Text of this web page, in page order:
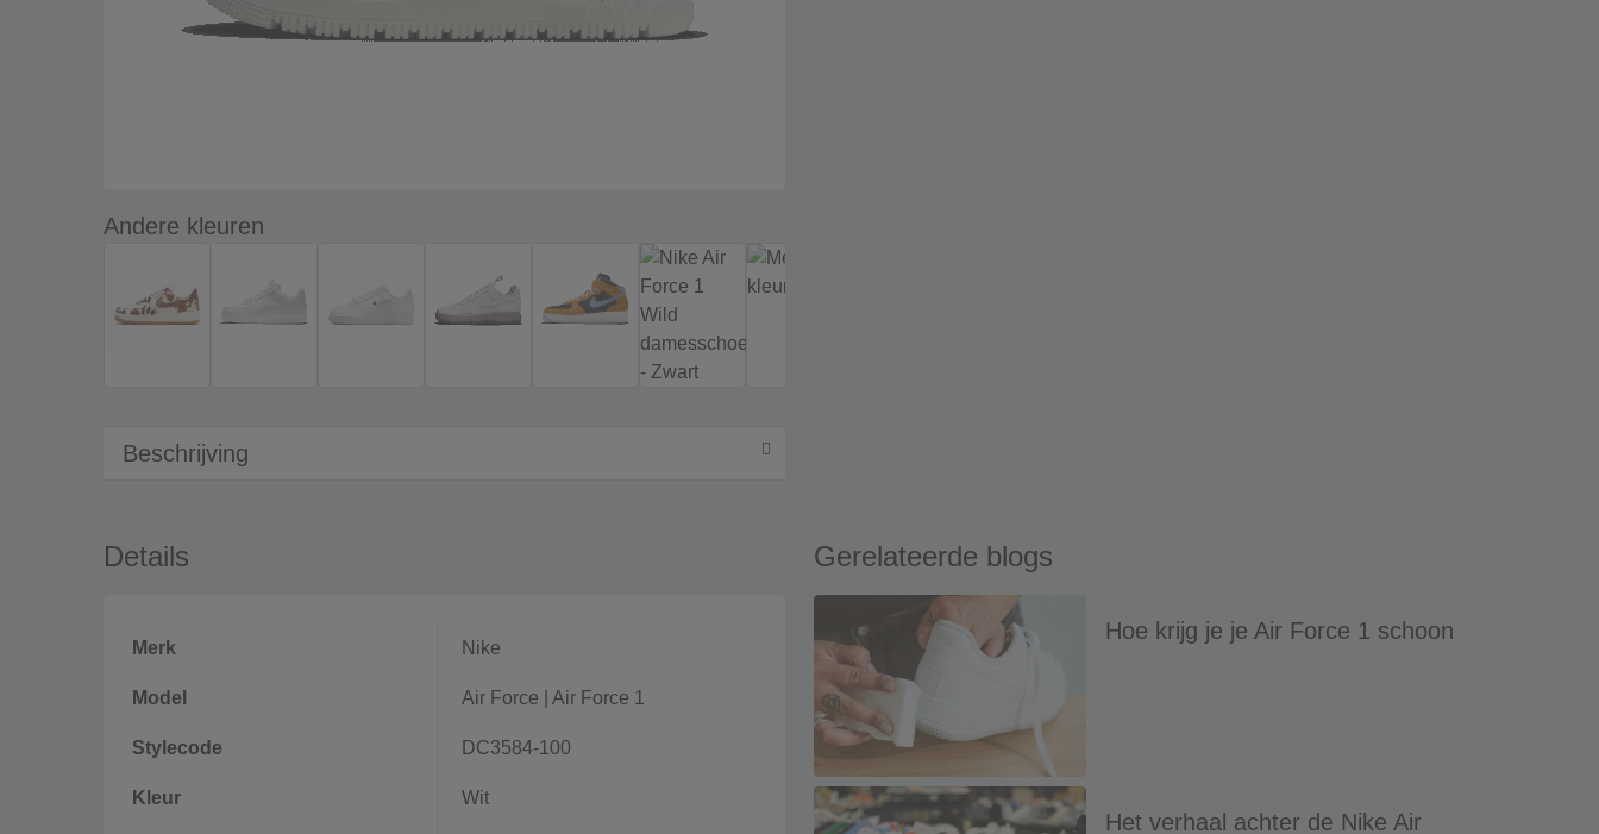
Andere kleuren
Beschrijving
Details
Merk Nike
Model Air Force |Air Force 1
Stylecode DC3584-100
Kleur Wit
Gerelateerde blogs
Hoe krijg je je Air Force 1 schoon
Het verhaal achter de Nike Air